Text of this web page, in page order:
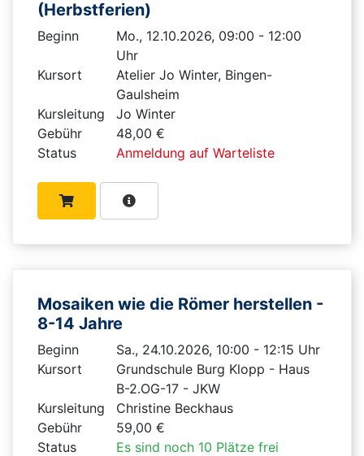
(Herbstferien)
Beginn
Mo., 12.10.2026, 09:00 - 12:00
Uhr
Kursort
Atelier Jo Winter, Bingen-
Gaulsheim
Kursleitung
Jo Winter
Gebühr
48,00 €
Status
Anmeldung auf Warteliste
Mosaiken wie die Römer herstellen -
8-14 Jahre
Beginn
Sa., 24.10.2026, 10:00 - 12:15 Uhr
Kursort
Grundschule Burg Klopp - Haus
B-2.OG-17 - JKW
Kursleitung
Christine Beckhaus
Gebühr
59,00 €
Status
Es sind noch 10 Plätze frei